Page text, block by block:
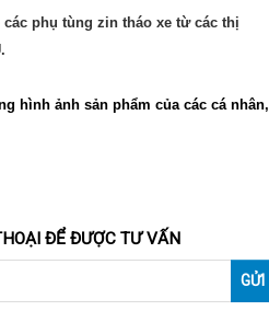
phụ tùng zin tháo xe từ các thị
hình ảnh sản phẩm của các cá nhân,
ĐỂ ĐƯỢC TƯ VẤN